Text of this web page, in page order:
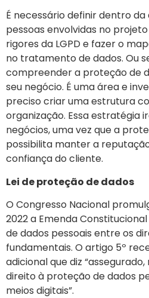
É necessário definir dentro da
pessoas envolvidas no
rigores da LGPD e fazer o
no tratamento de dados. Ou
compreender a proteção de
seu negócio. É uma área e
preciso criar uma estrutura
organização. Essa estratégia
negócios, uma vez que a
possibilita manter a
confiança do cliente.
Lei de proteção de dados
O Congresso Nacional
2022 a Emenda Constitucional
de dados pessoais entre os
fundamentais. O artigo 5º
adicional que diz
direito à proteção de dados
meios digitais”.